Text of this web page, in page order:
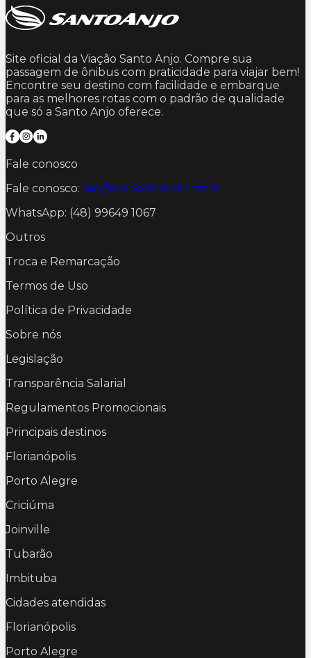
Site oficial da Viação Santo Anjo. Compre sua
passagem de ônibus com praticidade para viajar bem!
Encontre seu destino com facilidade e embarque
para as melhores rotas com o padrão de qualidade
que só a Santo Anjo oferece.
Fale conosco
Fale conosco: sac@anjoconnect.com.br
WhatsApp: (48) 99649 1067
Outros
Troca e Remarcação
Termos de Uso
Política de Privacidade
Sobre nós
Legislação
Transparência Salarial
Regulamentos Promocionais
Principais destinos
Florianópolis
Porto Alegre
Criciúma
Joinville
Tubarão
Imbituba
Cidades atendidas
Florianópolis
Porto Alegre